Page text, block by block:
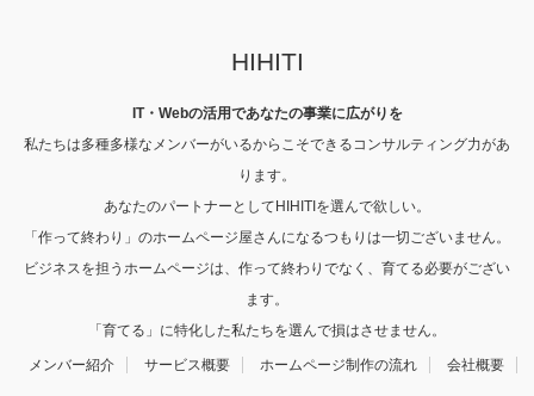
HIHITI
IT・Webの活用であなたの事業に広がりを
私たちは多種多様なメンバーがいるからこそできるコンサルティング力があ
ります。
あなたのパートナーとしてHIHITIを選んで欲しい。
「作って終わり」のホームページ屋さんになるつもりは一切ございません。
ビジネスを担うホームページは、作って終わりでなく、育てる必要がござい
ます。
「育てる」に特化した私たちを選んで損はさせません。
メンバー紹介 サービス概要 ホームページ制作の流れ 会社概要